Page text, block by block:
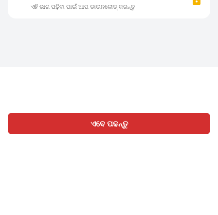
ଏବେ ପଢନ୍ତୁ
ଏହି ଭାଗ ପଢ଼ିବା ପାଇଁ ଆପ ଡାଉନଲୋଡ୍ କରନ୍ତୁ
ହୋମ ବିଭାଗ ଲେଖନ୍ତୁ ସାଇନ୍ ଇନ୍